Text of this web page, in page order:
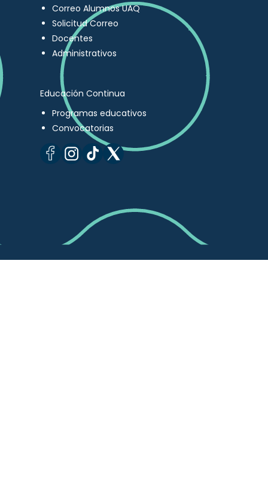
Correo Alumnos UAQ
Solicitud Correo
Docentes
Administrativos
Educación Continua
Programas educativos
Convocatorias